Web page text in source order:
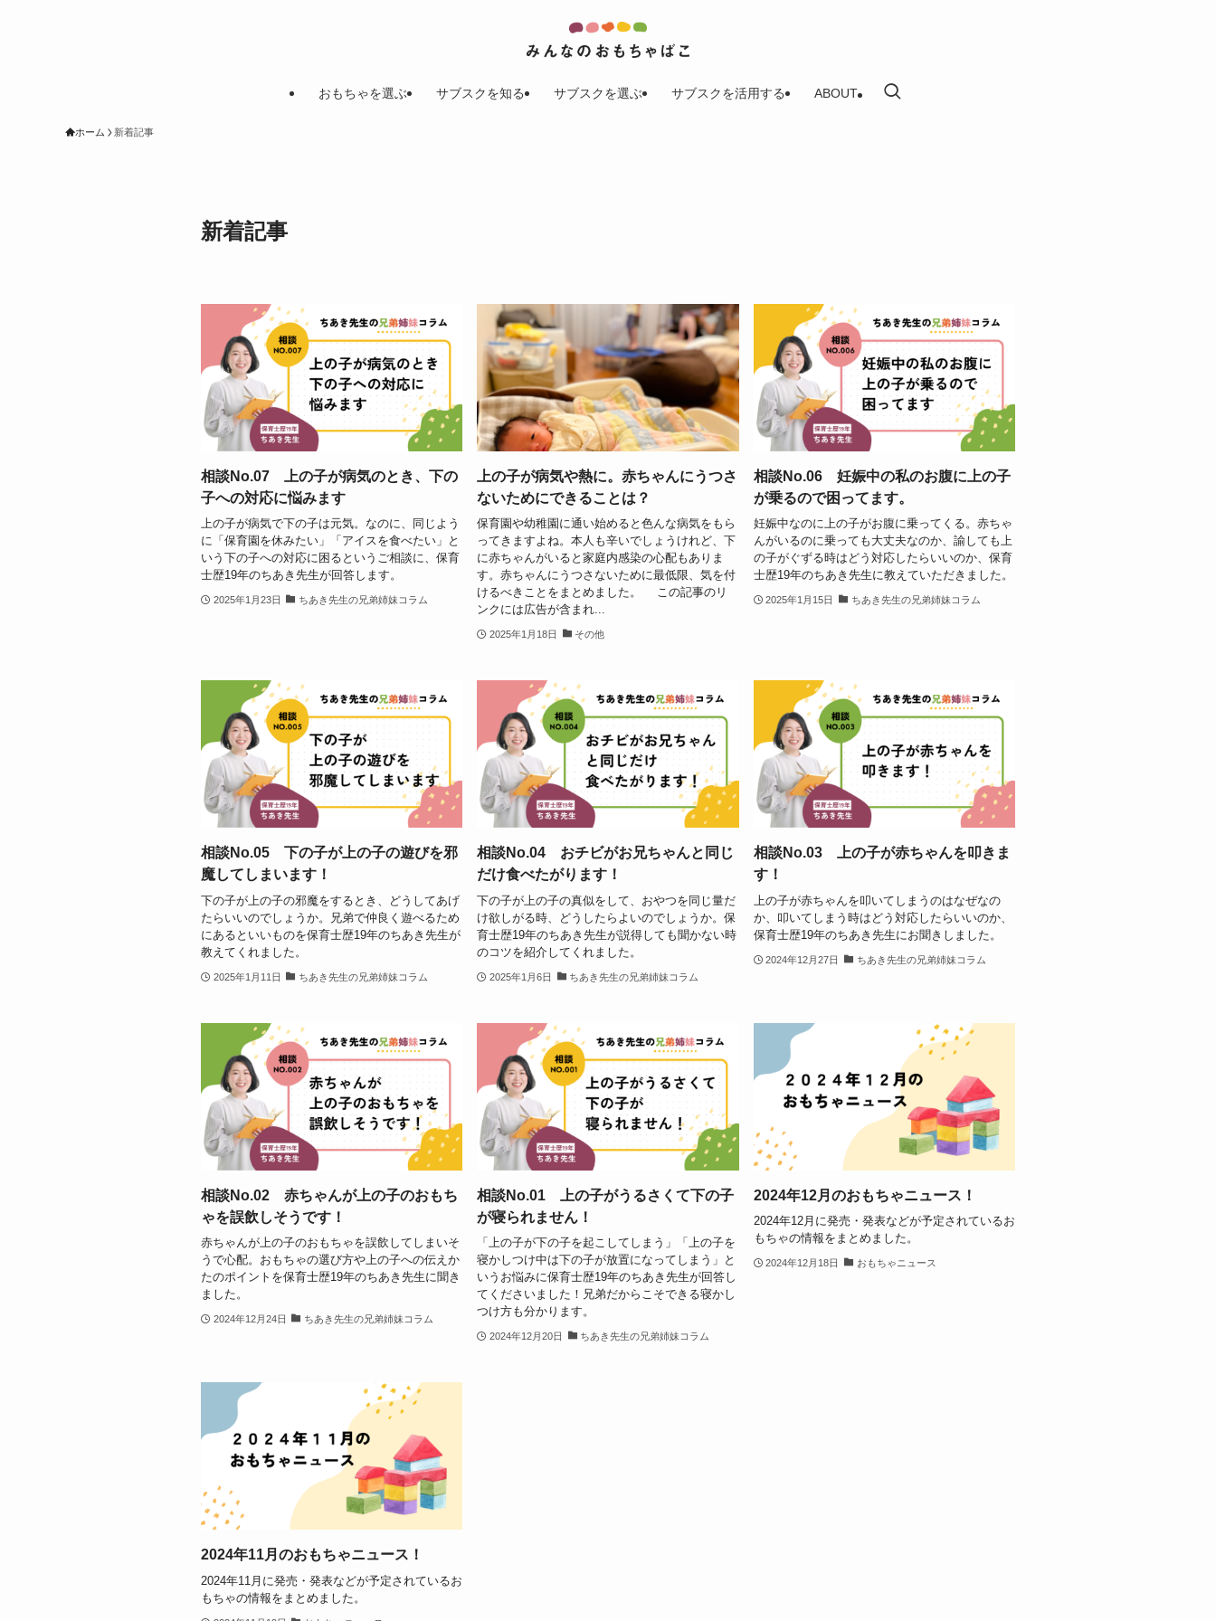
おもちゃを選ぶ サブスクを知る サブスクを選ぶ サブスクを活用する ABOUT
ホーム 新着記事
新着記事
相談No.07 上の子が病気のとき、下の
子への対応に悩みます
上の子が病気で下の子は元気。なのに、同じよう
に「保育園を休みたい」「アイスを食べたい」と
いう下の子への対応に困るというご相談に、保育
士歴19年のちあき先生が回答します。
2025年1月23日 ちあき先生の兄弟姉妹コラム
上の子が病気や熱に。赤ちゃんにうつさ
ないためにできることは？
保育園や幼稚園に通い始めると色んな病気をもら
ってきますよね。本人も辛いでしょうけれど、下
に赤ちゃんがいると家庭内感染の心配もありま
す。赤ちゃんにうつさないために最低限、気を付
けるべきことをまとめました。 この記事のリ
ンクには広告が含まれ...
2025年1月18日 その他
相談No.06 妊娠中の私のお腹に上の子
が乗るので困ってます。
妊娠中なのに上の子がお腹に乗ってくる。赤ちゃ
んがいるのに乗っても大丈夫なのか、諭しても上
の子がぐずる時はどう対応したらいいのか、保育
士歴19年のちあき先生に教えていただきました。
2025年1月15日 ちあき先生の兄弟姉妹コラム
相談No.05 下の子が上の子の遊びを邪
魔してしまいます！
下の子が上の子の邪魔をするとき、どうしてあげ
たらいいのでしょうか。兄弟で仲良く遊べるため
にあるといいものを保育士歴19年のちあき先生が
教えてくれました。
2025年1月11日 ちあき先生の兄弟姉妹コラム
相談No.04 おチビがお兄ちゃんと同じ
だけ食べたがります！
下の子が上の子の真似をして、おやつを同じ量だ
け欲しがる時、どうしたらよいのでしょうか。保
育士歴19年のちあき先生が説得しても聞かない時
のコツを紹介してくれました。
2025年1月6日 ちあき先生の兄弟姉妹コラム
相談No.03 上の子が赤ちゃんを叩きま
す！
上の子が赤ちゃんを叩いてしまうのはなぜなの
か、叩いてしまう時はどう対応したらいいのか、
保育士歴19年のちあき先生にお聞きしました。
2024年12月27日 ちあき先生の兄弟姉妹コラム
相談No.02 赤ちゃんが上の子のおもち
ゃを誤飲しそうです！
赤ちゃんが上の子のおもちゃを誤飲してしまいそ
うで心配。おもちゃの選び方や上の子への伝えか
たのポイントを保育士歴19年のちあき先生に聞き
ました。
2024年12月24日 ちあき先生の兄弟姉妹コラム
相談No.01 上の子がうるさくて下の子
が寝られません！
「上の子が下の子を起こしてしまう」「上の子を
寝かしつけ中は下の子が放置になってしまう」と
いうお悩みに保育士歴19年のちあき先生が回答し
てくださいました！兄弟だからこそできる寝かし
つけ方も分かります。
2024年12月20日 ちあき先生の兄弟姉妹コラム
2024年12月のおもちゃニュース！
2024年12月に発売・発表などが予定されているお
もちゃの情報をまとめました。
2024年12月18日 おもちゃニュース
2024年11月のおもちゃニュース！
2024年11月に発売・発表などが予定されているお
もちゃの情報をまとめました。